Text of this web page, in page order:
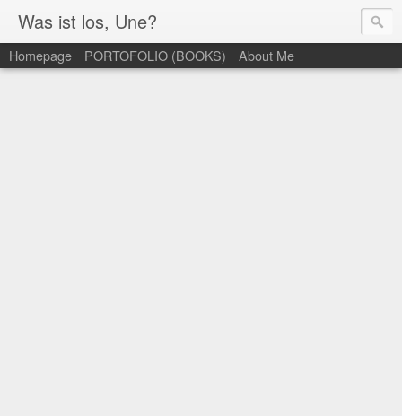
Was ist los, Une?
Homepage PORTOFOLIO (BOOKS) About Me